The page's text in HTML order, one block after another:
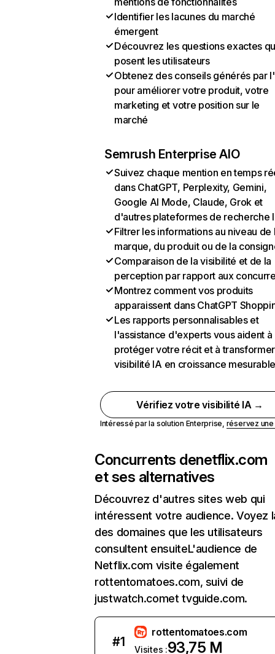
Identifier les lacunes du marché
émergent
Découvrez les questions exactes
posent les utilisateurs
Obtenez des conseils générés par
pour améliorer votre produit, votre
marketing et votre position sur le
marché
Semrush Enterprise AIO
Suivez chaque mention en temps
dans ChatGPT, Perplexity, Gemini,
Google AI Mode, Claude, Grok et
d'autres plateformes de recherche
Filtrer les informations au niveau de
marque, du produit ou de la
Comparaison de la visibilité et de la
perception par rapport aux
Montrez comment vos produits
apparaissent dans ChatGPT
Les rapports personnalisables et
l'assistance d'experts vous aident à
protéger votre récit et à
visibilité IA en croissance
Vérifiez votre visibilité IA →
Intéressé par la solution Enterprise, réservez
Concurrents denetflix.com
et ses alternatives
Découvrez d'autres sites web qui
intéressent votre audience. Voyez
des domaines que les utilisateurs
consultent ensuiteL'audience de
Netflix.com visite également
rottentomatoes.com, suivi de
justwatch.comet tvguide.com.
#1
rottentomatoes.com
Visites :93,75 M